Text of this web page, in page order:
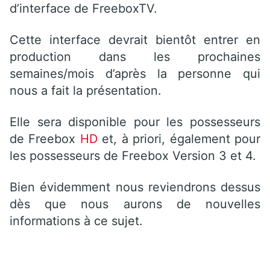
d’interface de FreeboxTV.
Cette interface devrait bientôt entrer en
production dans les prochaines
semaines/mois d’après la personne qui
nous a fait la présentation.
Elle sera disponible pour les possesseurs
de Freebox HD et, à priori, également pour
les possesseurs de Freebox Version 3 et 4.
Bien évidemment nous reviendrons dessus
dès que nous aurons de nouvelles
informations à ce sujet.